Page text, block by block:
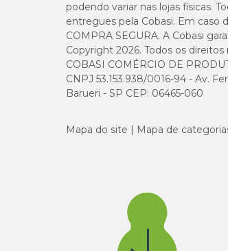
podendo variar nas lojas físicas.
entregues pela Cobasi. Em caso
COMPRA SEGURA. A Cobasi
Copyright 2026. Todos os direitos
COBASI COMÉRCIO DE
CNPJ 53.153.938/0016-94 - Av.
Barueri - SP CEP: 06465-060
Mapa do site Mapa de